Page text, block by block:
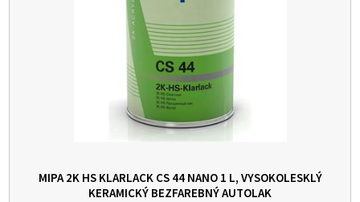
MIPA 2K HS KLARLACK CS 44 NANO 1 L, VYSOKOLESKLÝ
KERAMICKÝ BEZFAREBNÝ AUTOLAK